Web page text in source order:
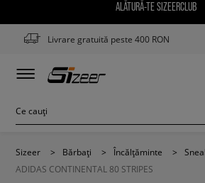
ALĂTURĂ-TE SIZEERCLUB
Livrare gratuită peste 400 RON
Sizeer > Bărbați > Încălțăminte >
ADIDAS CONTINENTAL 80 STRIPES